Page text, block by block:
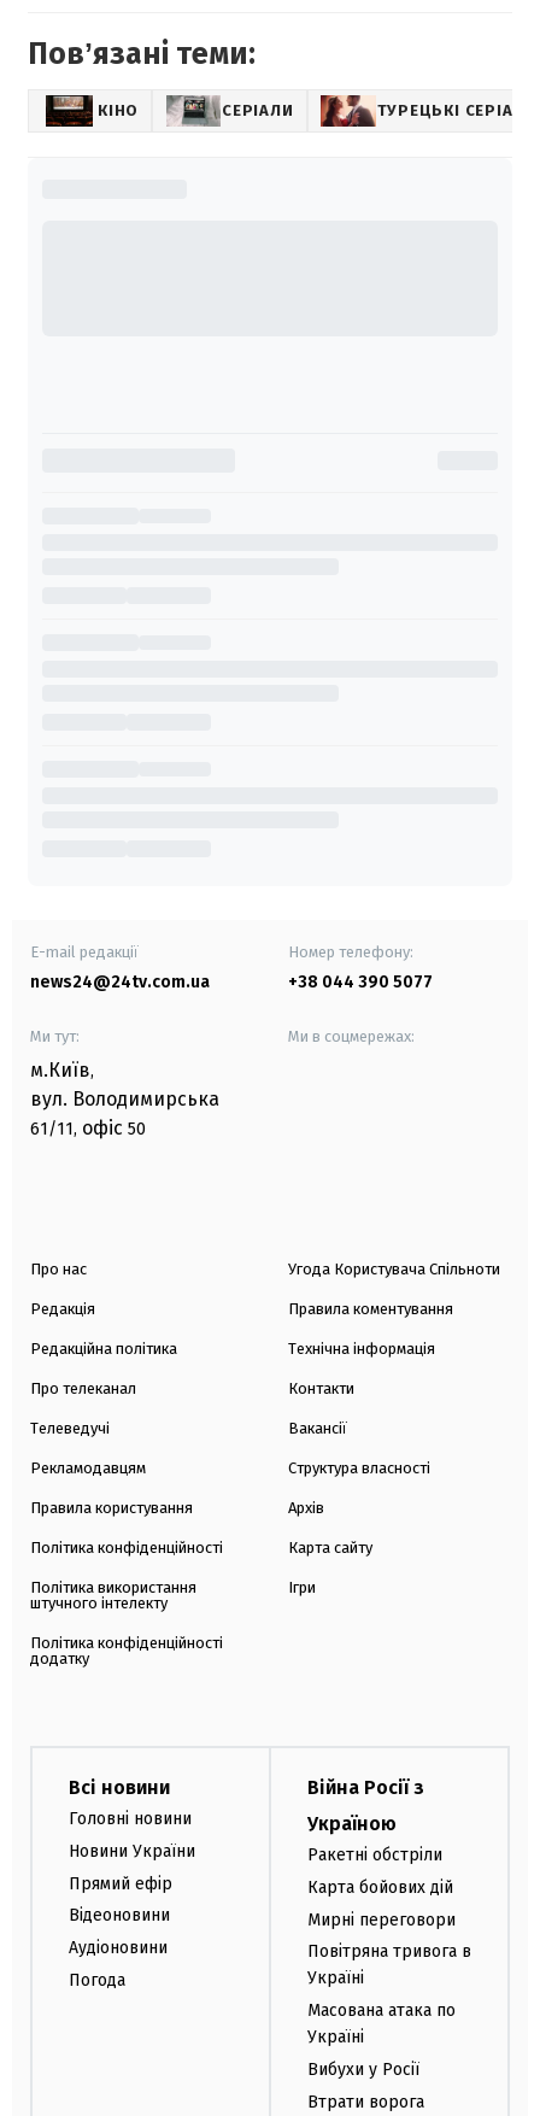
Повʼязані теми:
КІНО СЕРІАЛИ ТУРЕЦЬКІ СЕРІАЛИ
E-mail редакції
news24@24tv.com.ua
Номер телефону:
+38 044 390 5077
Ми тут:
м.Київ,
вул. Володимирська
61/11, офіс 50
Ми в соцмережах:
Про нас
Редакція
Редакційна політика
Про телеканал
Телеведучі
Рекламодавцям
Правила користування
Політика конфіденційності
Політика використання
штучного інтелекту
Політика конфіденційності
додатку
Угода Користувача Спільноти
Правила коментування
Технічна інформація
Контакти
Вакансії
Структура власності
Архів
Карта сайту
Ігри
Всі новини
Головні новини
Новини України
Прямий ефір
Відеоновини
Аудіоновини
Погода
Війна Росії з
Україною
Ракетні обстріли
Карта бойових дій
Мирні переговори
Повітряна тривога в
Україні
Масована атака по
Україні
Вибухи у Росії
Втрати ворога